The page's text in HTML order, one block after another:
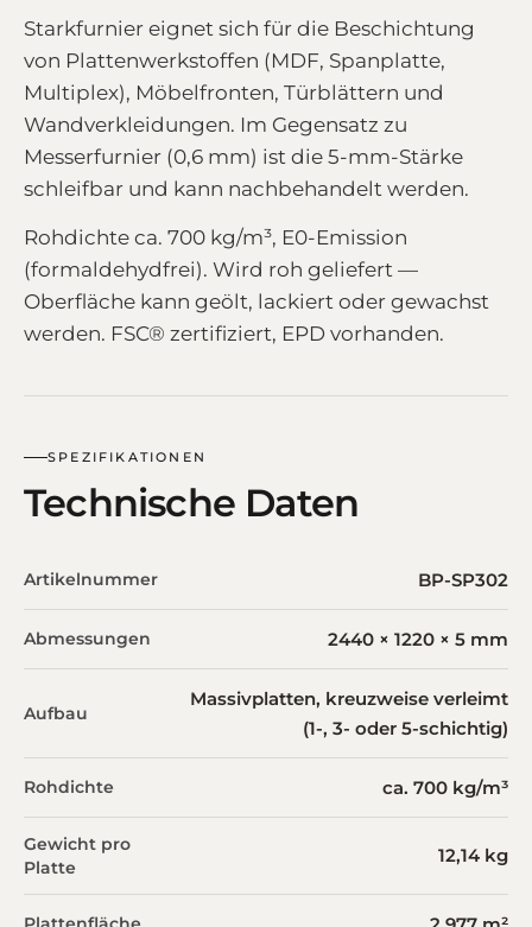
Starkfurnier eignet sich für die Beschichtung
von Plattenwerkstoffen (MDF, Spanplatte,
Multiplex), Möbelfronten, Türblättern und
Wandverkleidungen. Im Gegensatz zu
Messerfurnier (0,6 mm) ist die 5-mm-Stärke
schleifbar und kann nachbehandelt werden.
Rohdichte ca. 700 kg/m³, E0-Emission
(formaldehydfrei). Wird roh geliefert —
Oberfläche kann geölt, lackiert oder gewachst
werden. FSC® zertifiziert, EPD vorhanden.
SPEZIFIKATIONEN
Technische Daten
Artikelnummer BP-SP302
Abmessungen 2440 × 1220 × 5 mm
Aufbau
Massivplatten, kreuzweise verleimt
(1-, 3- oder 5-schichtig)
Rohdichte ca. 700 kg/m³
Gewicht pro
Platte
12,14 kg